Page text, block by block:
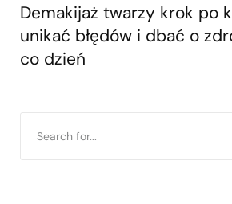
Demakijaż twarzy krok po
unikać błędów i dbać o
co dzień